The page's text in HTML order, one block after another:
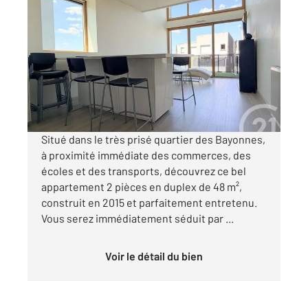
HERBLAY SUR SEINE 95
48,20 m2, 2 pièces
Ref : 27293
Appartement Duplex à vendre
196 500 €
Visiter le site dédié
Situé dans le très prisé quartier des Bayonnes,
à proximité immédiate des commerces, des
écoles et des transports, découvrez ce bel
appartement 2 pièces en duplex de 48 m²,
construit en 2015 et parfaitement entretenu.
Vous serez immédiatement séduit par ...
Voir le détail du bien